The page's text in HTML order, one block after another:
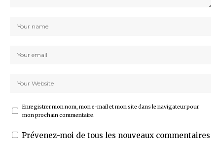
Enregistrer mon nom, mon e-mail et mon site dans le navigateur pour
mon prochain commentaire.
Prévenez-moi de tous les nouveaux commentaires